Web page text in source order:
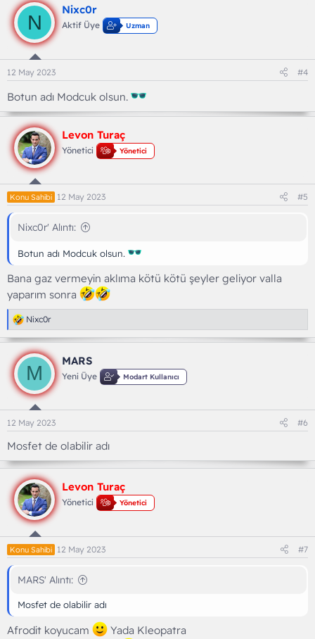
e
r
:
N
Nixc0r
Aktif Üye Uzman
12 May 2023 #4
Botun adı Modcuk olsun.
Levon Turaç
Yönetici Yönetici
Konu Sahibi 12 May 2023 #5
Nixc0r' Alıntı:
Botun adı Modcuk olsun.
Bana gaz vermeyin aklıma kötü kötü şeyler geliyor valla
yaparım sonra
T
e
p
k
i
e
r
:
Nixc0r
M
MARS
Yeni Üye Modart Kullanıcı
12 May 2023 #6
Mosfet de olabilir adı
Levon Turaç
Yönetici Yönetici
Konu Sahibi 12 May 2023 #7
MARS' Alıntı:
Mosfet de olabilir adı
Afrodit koyucam
Yada Kleopatra